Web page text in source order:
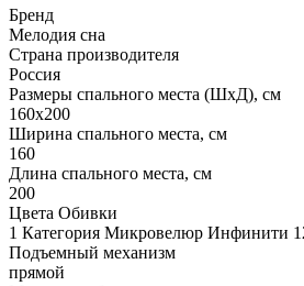
Бренд
Мелодия сна
Страна производителя
Россия
Размеры спального места (ШхД), см
160х200
Ширина спального места, см
160
Длина спального места, см
200
Цвета Обивки
1 Категория Микровелюр Инфинити
Подъемный механизм
прямой